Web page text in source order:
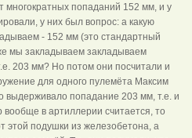
многократных попаданий 152 мм, и у
у них был вопрос: а какую
- 152 мм (это стандартный
мы закладываем закладываем
203 мм? Но потом они посчитали и
для одного пулемёта Максим
попадание 203 мм, т.е. и
в артиллерии считается, то
этой подушки из железобетона, а